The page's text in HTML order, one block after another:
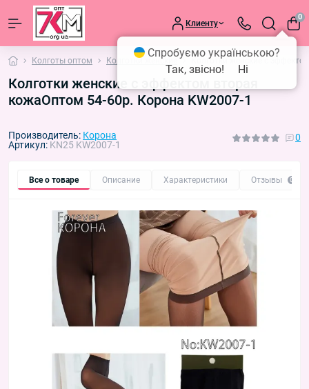
Клиенту
0
Колготы оптом Колготки женские Колготки женские с
Колготки женские с эффектом вторая
кожаОптом 54-60р. Корона KW2007-1
Производитель: Корона
Артикул: KN25 KW2007-1
0
Все о товаре Описание Характеристики Отзывы 0
Спробуємо українською?
Так, звісно!
Ні